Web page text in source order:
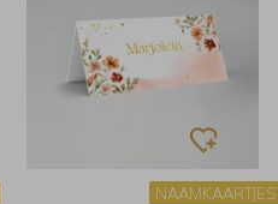
NAAMKAARTJES